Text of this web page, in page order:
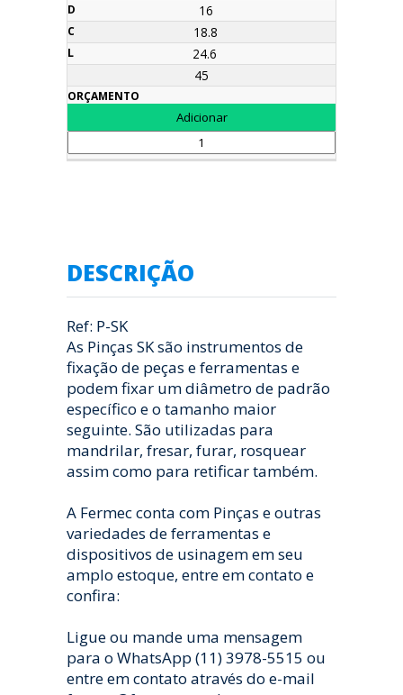
16
18.8
24.6
45
DESCRIÇÃO
Ref: P-SK
As Pinças SK são instrumentos de
fixação de peças e ferramentas e
podem fixar um diâmetro de padrão
específico e o tamanho maior
seguinte. São utilizadas para
mandrilar, fresar, furar, rosquear
assim como para retificar também.
A Fermec conta com Pinças e outras
variedades de ferramentas e
dispositivos de usinagem em seu
amplo estoque, entre em contato e
confira:
Ligue ou mande uma mensagem
para o WhatsApp (11) 3978-5515 ou
entre em contato através do e-mail